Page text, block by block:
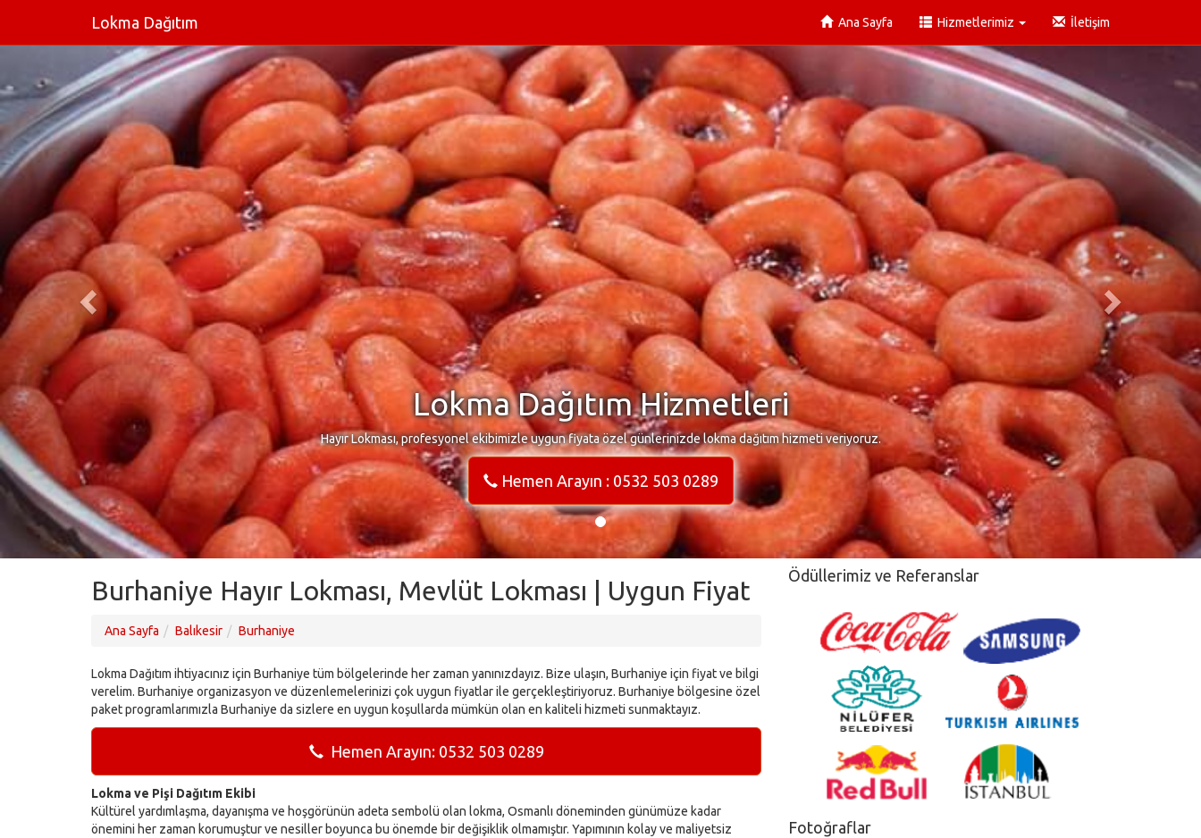
Lokma Dağıtım Ana Sayfa Hizmetlerimiz İletişim
Lokma Dağıtım Hizmetleri
Hayır Lokması, profesyonel ekibimizle uygun fiyata özel günlerinizde lokma dağıtım hizmeti veriyoruz.
Hemen Arayın : 0532 503 0289
Burhaniye Hayır Lokması, Mevlüt Lokması | Uygun Fiyat
Ana Sayfa Balıkesir Burhaniye
Lokma Dağıtım ihtiyacınız için Burhaniye tüm bölgelerinde her zaman yanınızdayız. Bize ulaşın, Burhaniye için fiyat ve bilgi
verelim. Burhaniye organizasyon ve düzenlemelerinizi çok uygun fiyatlar ile gerçekleştiriyoruz. Burhaniye bölgesine özel
paket programlarımızla Burhaniye da sizlere en uygun koşullarda mümkün olan en kaliteli hizmeti sunmaktayız.
Hemen Arayın: 0532 503 0289
Lokma ve Pişi Dağıtım Ekibi
Kültürel yardımlaşma, dayanışma ve hoşgörünün adeta sembolü olan lokma, Osmanlı döneminden günümüze kadar
önemini her zaman korumuştur ve nesiller boyunca bu önemde bir değişiklik olmamıştır. Yapımının kolay ve maliyetsiz
Ödüllerimiz ve Referanslar
Fotoğraflar